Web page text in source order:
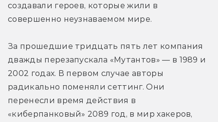
создавали героев, которые жили в
совершенно неузнаваемом мире.
За прошедшие тридцать пять лет компания
дважды перезапускала «Мутантов» — в 1989 и
2002 годах. В первом случае авторы
радикально поменяли сеттинг. Они
перенесли время действия в
«киберпанковый» 2089 год, в мир хакеров,